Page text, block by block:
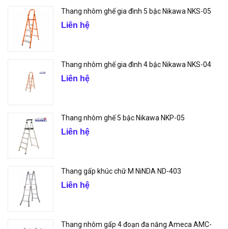
Thang nhôm ghế gia đình 5 bậc Nikawa NKS-05
Liên hệ
Thang nhôm ghế gia đình 4 bậc Nikawa NKS-04
Liên hệ
Thang nhôm ghế 5 bậc Nikawa NKP-05
Liên hệ
Thang gấp khúc chữ M NiNDA ND-403
Liên hệ
Thang nhôm gấp 4 đoạn đa năng Ameca AMC-